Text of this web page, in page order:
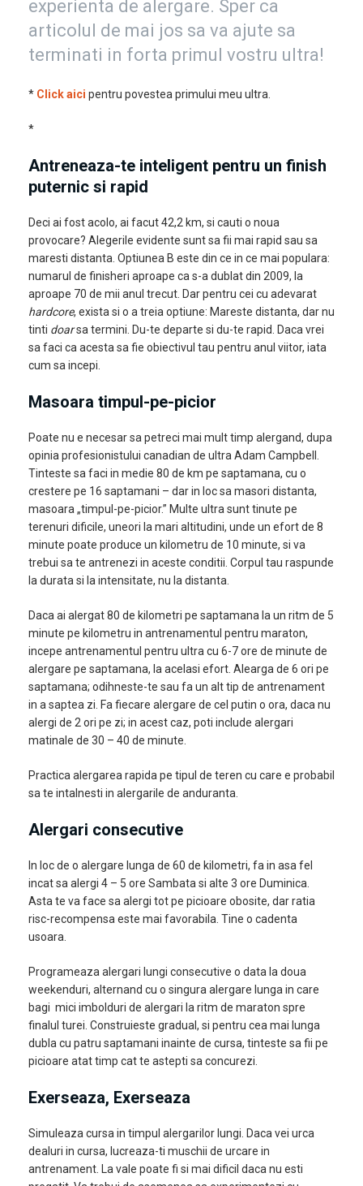
experienta de alergare. Sper ca
articolul de mai jos sa va ajute sa
terminati in forta primul vostru ultra!
* Click aici pentru povestea primului meu ultra.
*
Antreneaza-te inteligent pentru un finish
puternic si rapid
Deci ai fost acolo, ai facut 42,2 km, si cauti o noua
provocare? Alegerile evidente sunt sa fii mai rapid sau sa
maresti distanta. Optiunea B este din ce in ce mai populara:
numarul de finisheri aproape ca s-a dublat din 2009, la
aproape 70 de mii anul trecut. Dar pentru cei cu adevarat
hardcore, exista si o a treia optiune: Mareste distanta, dar nu
tinti doarsa termini. Du-te departe si du-te rapid. Daca vrei
sa faci ca acesta sa fie obiectivul tau pentru anul viitor, iata
cum sa incepi.
Masoara timpul-pe-picior
Poate nu e necesar sa petreci mai mult timp alergand, dupa
opinia profesionistului canadian de ultra Adam Campbell.
Tinteste sa faci in medie 80 de km pe saptamana, cu o
crestere pe 16 saptamani – dar in loc sa masori distanta,
masoara „timpul-pe-picior.” Multe ultra sunt tinute pe
terenuri dificile, uneori la mari altitudini, unde un efort de 8
minute poate produce un kilometru de 10 minute, si va
trebui sa te antrenezi in aceste conditii. Corpul tau raspunde
la durata si la intensitate, nu la distanta.
Daca ai alergat 80 de kilometri pe saptamana la un ritm de 5
minute pe kilometru in antrenamentul pentru maraton,
incepe antrenamentul pentru ultra cu 6-7 ore de minute de
alergare pe saptamana, la acelasi efort. Alearga de 6 ori pe
saptamana; odihneste-te sau fa un alt tip de antrenament
in a saptea zi. Fa fiecare alergare de cel putin o ora, daca nu
alergi de 2 ori pe zi; in acest caz, poti include alergari
matinale de 30 – 40 de minute.
Practica alergarea rapida pe tipul de teren cu care e probabil
sa te intalnesti in alergarile de anduranta.
Alergari consecutive
In loc de o alergare lunga de 60 de kilometri, fa in asa fel
incat sa alergi 4 – 5 ore Sambata si alte 3 ore Duminica.
Asta te va face sa alergi tot pe picioare obosite, dar ratia
risc-recompensa este mai favorabila. Tine o cadenta
usoara.
Programeaza alergari lungi consecutive o data la doua
weekenduri, alternand cu o singura alergare lunga in care
bagi mici imbolduri de alergari la ritm de maraton spre
finalul turei. Construieste gradual, si pentru cea mai lunga
dubla cu patru saptamani inainte de cursa, tinteste sa fii pe
picioare atat timp cat te astepti sa concurezi.
Exerseaza, Exerseaza
Simuleaza cursa in timpul alergarilor lungi. Daca vei urca
dealuri in cursa, lucreaza-ti muschii de urcare in
antrenament. La vale poate fi si mai dificil daca nu esti